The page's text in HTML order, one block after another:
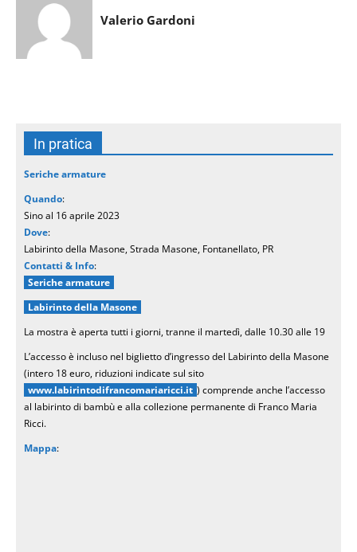
Valerio Gardoni
In pratica
Seriche armature
Quando:
Sino al 16 aprile 2023
Dove:
Labirinto della Masone, Strada Masone, Fontanellato, PR
Contatti & Info:
Seriche armature
Labirinto della Masone
La mostra è aperta tutti i giorni, tranne il martedì, dalle 10.30 alle 19
L’accesso è incluso nel biglietto d’ingresso del Labirinto della Masone
(intero 18 euro, riduzioni indicate sul sito
www.labirintodifrancomariaricci.it ) comprende anche l’accesso
al labirinto di bambù e alla collezione permanente di Franco Maria
Ricci.
Mappa: